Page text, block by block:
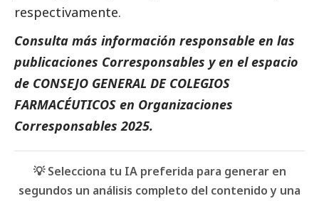
respectivamente.
Consulta más información responsable en las
publicaciones Corresponsables y en el espacio
de CONSEJO GENERAL DE COLEGIOS
FARMACÉUTICOS en Organizaciones
Corresponsables 2025.
💡 Selecciona tu IA preferida para generar en
segundos un análisis completo del contenido y una